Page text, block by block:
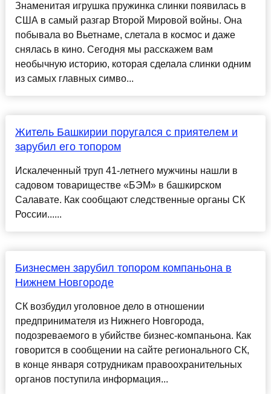
Знаменитая игрушка пружинка слинки появилась в
США в самый разгар Второй Мировой войны. Она
побывала во Вьетнаме, слетала в космос и даже
снялась в кино. Сегодня мы расскажем вам
необычную историю, которая сделала слинки одним
из самых главных симво...
Житель Башкирии поругался с приятелем и
зарубил его топором
Искалеченный труп 41-летнего мужчины нашли в
садовом товариществе «БЭМ» в башкирском
Салавате. Как сообщают следственные органы СК
России......
Бизнесмен зарубил топором компаньона в
Нижнем Новгороде
СК возбудил уголовное дело в отношении
предпринимателя из Нижнего Новгорода,
подозреваемого в убийстве бизнес-компаньона. Как
говорится в сообщении на сайте регионального СК,
в конце января сотрудникам правоохранительных
органов поступила информация...